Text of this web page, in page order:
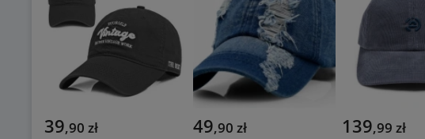
39,90 zł 49,90 zł 139,99 zł